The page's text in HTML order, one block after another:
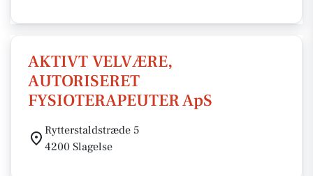
AKTIVT VELVÆRE,
AUTORISERET
FYSIOTERAPEUTER ApS
Rytterstaldstræde 5
4200 Slagelse